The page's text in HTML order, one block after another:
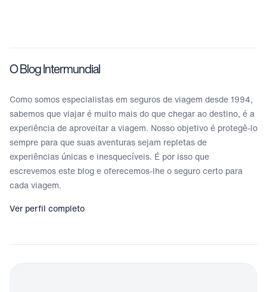
O Blog Intermundial
Como somos especialistas em seguros de viagem desde 1994,
sabemos que viajar é muito mais do que chegar ao destino, é a
experiência de aproveitar a viagem. Nosso objetivo é protegê-lo
sempre para que suas aventuras sejam repletas de
experiências únicas e inesquecíveis. É por isso que
escrevemos este blog e oferecemos-lhe o seguro certo para
cada viagem.
Ver perfil completo